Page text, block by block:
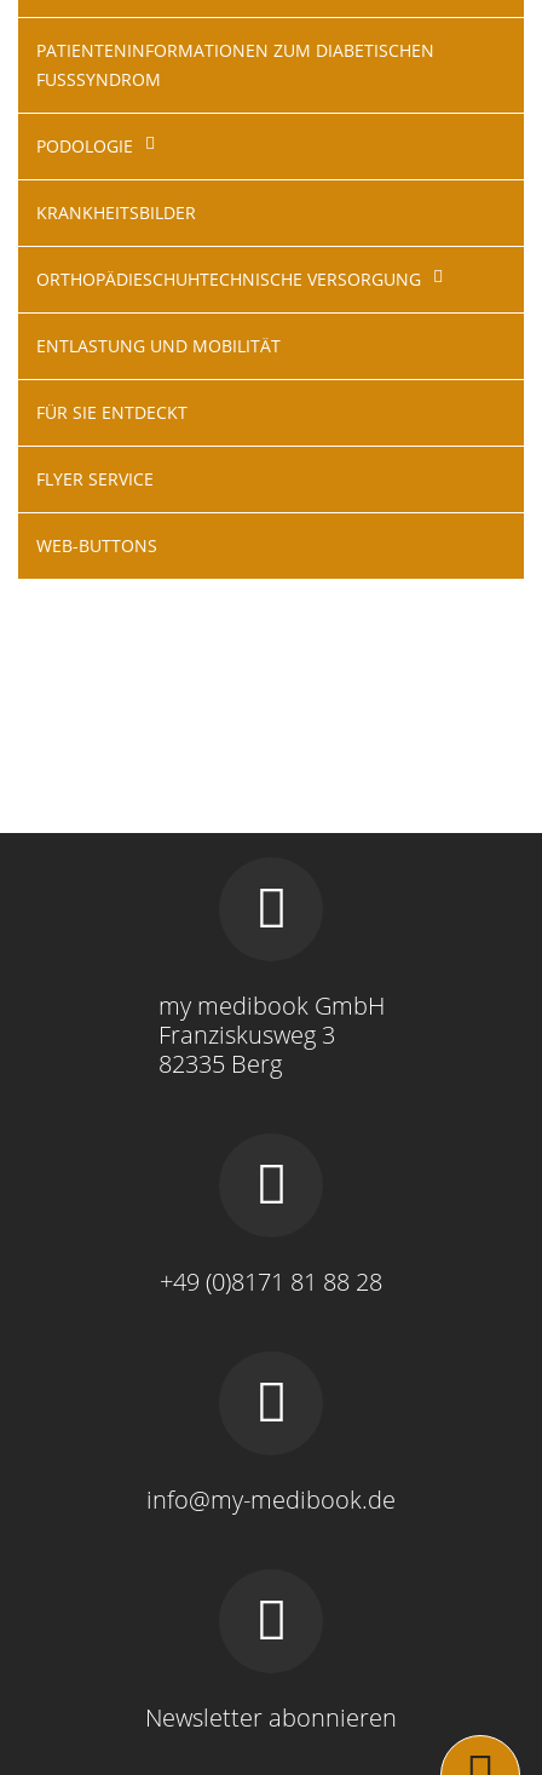
PATIENTENINFORMATIONEN ZUM DIABETISCHEN
FUSSSYNDROM
PODOLOGIE
KRANKHEITSBILDER
ORTHOPÄDIESCHUHTECHNISCHE VERSORGUNG
ENTLASTUNG UND MOBILITÄT
FÜR SIE ENTDECKT
FLYER SERVICE
WEB-BUTTONS
my medibook GmbH
Franziskusweg 3
82335 Berg
+49 (0)8171 81 88 28
info@my-medibook.de
Newsletter abonnieren